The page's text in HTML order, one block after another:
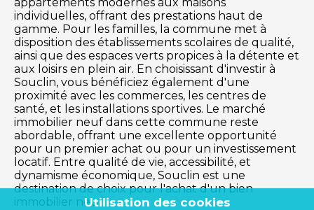
appartements modernes aux maisons
individuelles, offrant des prestations haut de
gamme. Pour les familles, la commune met à
disposition des établissements scolaires de qualité,
ainsi que des espaces verts propices à la détente et
aux loisirs en plein air. En choisissant d'investir à
Souclin, vous bénéficiez également d'une
proximité avec les commerces, les centres de
santé, et les installations sportives. Le marché
immobilier neuf dans cette commune reste
abordable, offrant une excellente opportunité
pour un premier achat ou pour un investissement
locatif. Entre qualité de vie, accessibilité, et
dynamisme économique, Souclin est une
destination de choix pour l'achat d'un bien
immobilier neuf.Utilisation des cookies